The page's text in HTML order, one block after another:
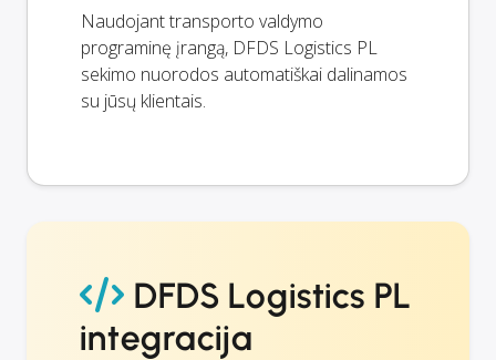
Naudojant transporto valdymo
programinę įrangą, DFDS Logistics PL
sekimo nuorodos automatiškai dalinamos
su jūsų klientais.
DFDS Logistics PL
integracija